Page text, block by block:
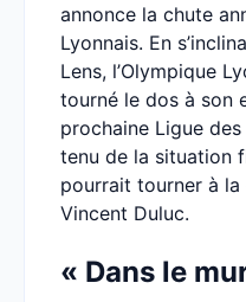
annonce la chute
Lyonnais. En
Lens, l’Olympique
tourné le dos à son
prochaine Ligue
tenu de la situation
pourrait tourner à
Vincent Duluc.
« Dans le